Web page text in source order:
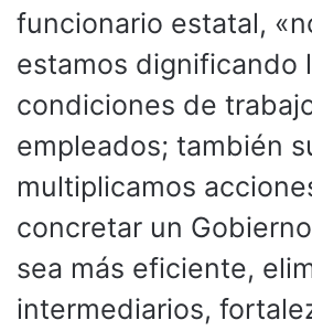
funcionario estatal,
estamos dignificando
condiciones de
empleados; también
multiplicamos
concretar un
sea más eficiente,
intermediarios,